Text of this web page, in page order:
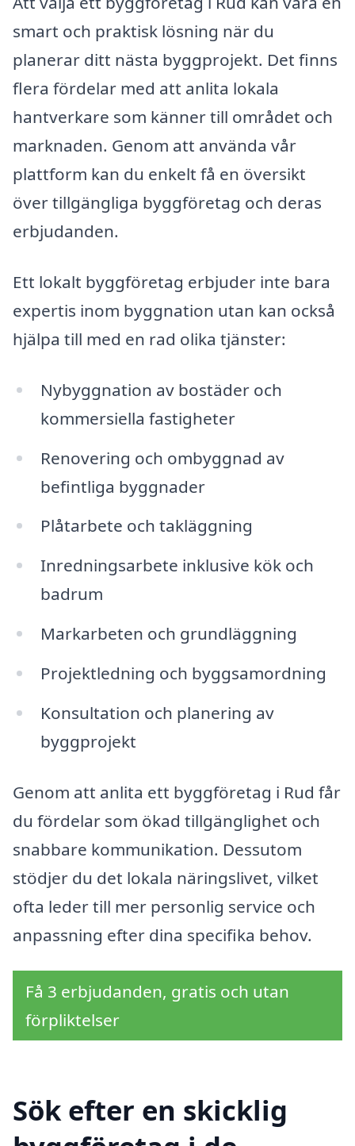
smart och praktisk lösning när du
planerar ditt nästa byggprojekt. Det finns
flera fördelar med att anlita lokala
hantverkare som känner till området och
marknaden. Genom att använda vår
plattform kan du enkelt få en översikt
över tillgängliga byggföretag och deras
erbjudanden.
Ett lokalt byggföretag erbjuder inte bara
expertis inom byggnation utan kan också
hjälpa till med en rad olika tjänster:
Nybyggnation av bostäder och
kommersiella fastigheter
Renovering och ombyggnad av
befintliga byggnader
Plåtarbete och takläggning
Inredningsarbete inklusive kök och
badrum
Markarbeten och grundläggning
Projektledning och byggsamordning
Konsultation och planering av
byggprojekt
Genom att anlita ett byggföretag i Rud får
du fördelar som ökad tillgänglighet och
snabbare kommunikation. Dessutom
stödjer du det lokala näringslivet, vilket
ofta leder till mer personlig service och
anpassning efter dina specifika behov.
Få 3 erbjudanden, gratis och utan
förpliktelser
Sök efter en skicklig